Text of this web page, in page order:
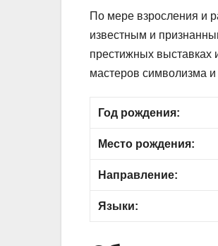
По мере взросления и
известным и
престижных выставках
мастеров символизма
Год рождения:
Место рождения:
Направление:
Языки: